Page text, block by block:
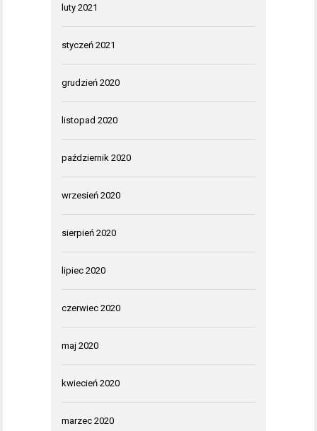
luty 2021
styczeń 2021
grudzień 2020
listopad 2020
październik 2020
wrzesień 2020
sierpień 2020
lipiec 2020
czerwiec 2020
maj 2020
kwiecień 2020
marzec 2020